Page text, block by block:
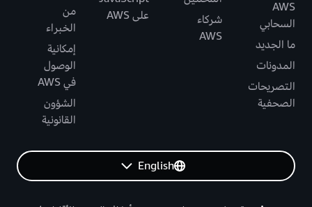
AWS
السحابي
ما الجديد
المدونات
التصريحات
الصحفية
شركاء
AWS
على AWS
من
الخبراء
إمكانية
الوصول
في AWS
الشؤون
القانونية
English